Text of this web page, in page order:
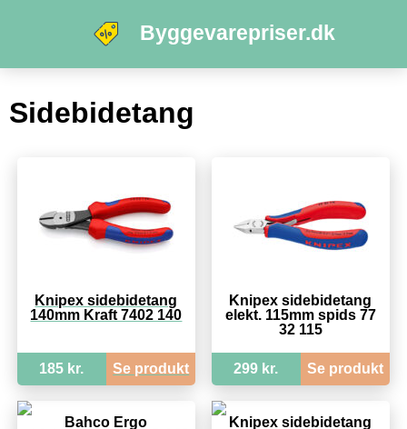
Byggevarepriser.dk
Sidebidetang
Knipex sidebidetang
140mm Kraft 7402 140
185 kr. Se produkt
Knipex sidebidetang
elekt. 115mm spids 77
32 115
299 kr. Se produkt
Bahco Ergo
Knipex sidebidetang